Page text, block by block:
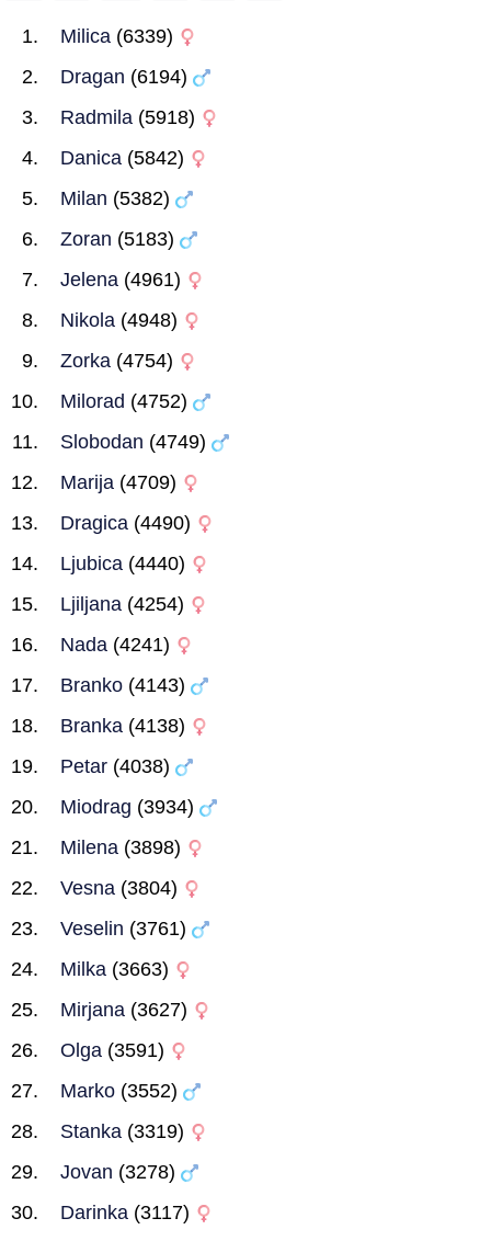
Milica (6339)
Dragan (6194)
Radmila (5918)
Danica (5842)
Milan (5382)
Zoran (5183)
Jelena (4961)
Nikola (4948)
Zorka (4754)
Milorad (4752)
Slobodan (4749)
Marija (4709)
Dragica (4490)
Ljubica (4440)
Ljiljana (4254)
Nada (4241)
Branko (4143)
Branka (4138)
Petar (4038)
Miodrag (3934)
Milena (3898)
Vesna (3804)
Veselin (3761)
Milka (3663)
Mirjana (3627)
Olga (3591)
Marko (3552)
Stanka (3319)
Jovan (3278)
Darinka (3117)